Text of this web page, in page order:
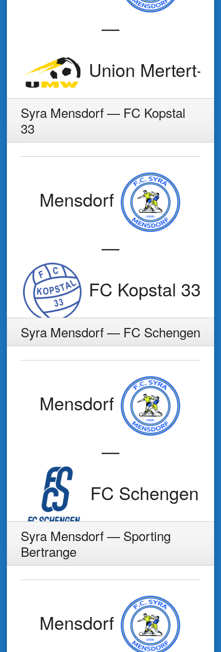
—
Union Mertert-
Syra Mensdorf — FC Kopstal
33
Mensdorf
—
FC Kopstal 33
Syra Mensdorf — FC Schengen
Mensdorf
—
FC Schengen
Syra Mensdorf — Sporting
Bertrange
Mensdorf